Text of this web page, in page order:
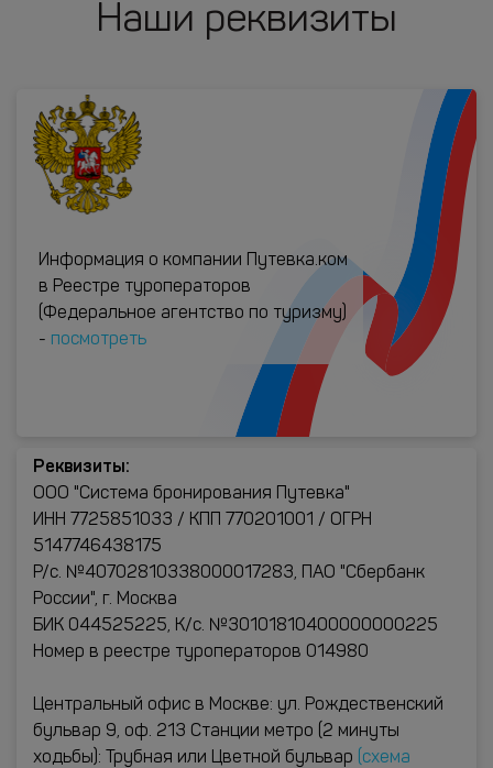
Наши реквизиты
Информация о компании Путевка.ком
в Реестре туроператоров
(Федеральное агентство по туризму)
- посмотреть
Реквизиты:
ООО "Система бронирования Путевка"
ИНН 7725851033 / КПП 770201001 / ОГРН
5147746438175
Р/с. №40702810338000017283, ПАО "Сбербанк
России", г. Москва
БИК 044525225, К/с. №30101810400000000225
Номер в реестре туроператоров 014980
Центральный офис в Москве: ул. Рождественский
бульвар 9, оф. 213 Станции метро (2 минуты
ходьбы): Трубная или Цветной бульвар
(схема